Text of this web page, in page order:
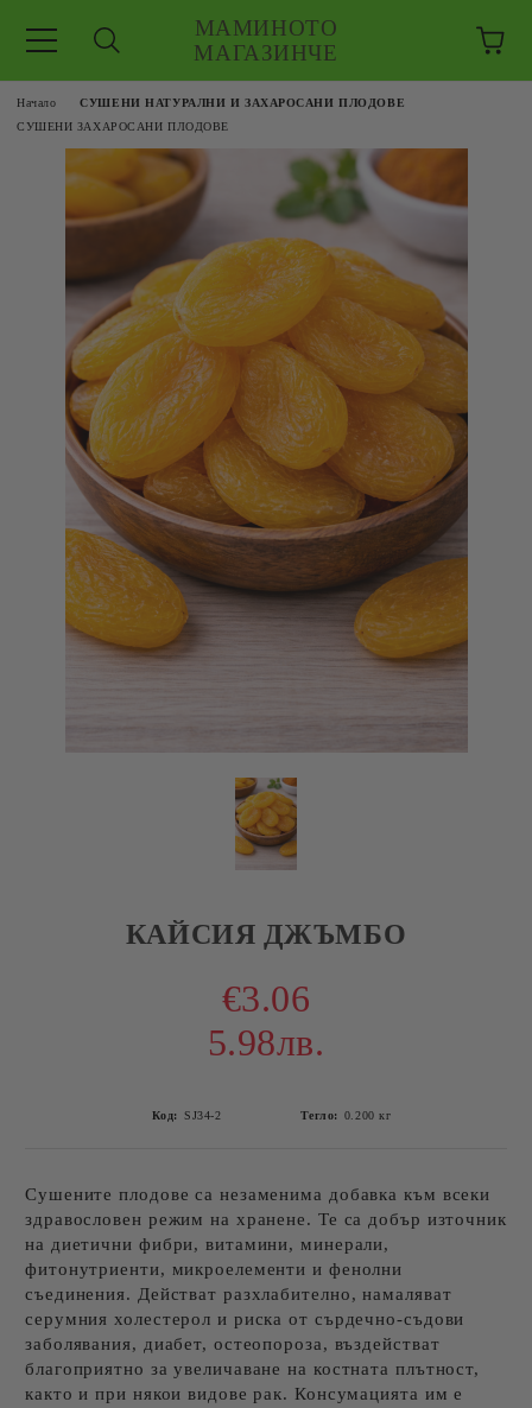
МАМИНОТО
МАГАЗИНЧЕ
Начало
СУШЕНИ НАТУРАЛНИ И ЗАХАРОСАНИ ПЛОДОВЕ
СУШЕНИ ЗАХАРОСАНИ ПЛОДОВЕ
КАЙСИЯ ДЖЪМБО
€3.06
5.98лв.
Код: SJ34-2 Тегло: 0.200 кг
Сушените плодове са незаменима добавка към всеки
здравословен режим на хранене. Те са добър източник
на диетични фибри, витамини, минерали,
фитонутриенти, микроелементи и фенолни
съединения. Действат разхлабително, намаляват
серумния холестерол и риска от сърдечно-съдови
заболявания, диабет, остеопороза, въздействат
благоприятно за увеличаване на костната плътност,
както и при някои видове рак. Консумацията им е